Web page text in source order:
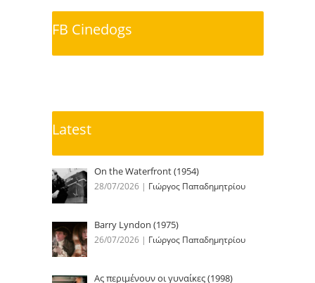
FB Cinedogs
Latest
On the Waterfront (1954)
28/07/2026 | Γιώργος Παπαδημητρίου
Barry Lyndon (1975)
26/07/2026 | Γιώργος Παπαδημητρίου
Ας περιμένουν οι γυναίκες (1998)